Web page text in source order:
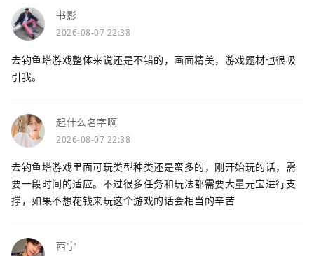
书影
2026-08-07 22:38
去钓鱼塔游戏整体来说还是不错的，画面精美，游戏题材也很吸
引我。
起什么名字啊
2026-08-07 22:38
去钓鱼塔游戏里面可玩类型种类还是蛮多的，刚开始玩的话，需
要一段时间的适应。不过很多任务和玩法都需要大量元宝进行支
撑，如果不想花钱来玩这个游戏的话会相当的辛苦
西宁